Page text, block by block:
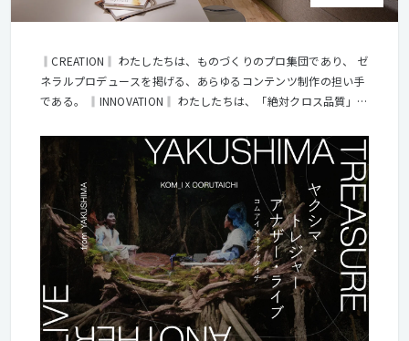
‖CREATION‖ わたしたちは、ものづくりのプロ集団であり、 ゼ
ネラルプロデュースを掲げる、あらゆるコンテンツ制作の担い手
である。 ‖INNOVATION‖ わたしたちは、「絶対クロス品質」を
である。 ‖TRANSFORMATION‖ わたしたちは、時代の変化（気
分）を敏感に捉え、 柔軟に変化し対応できる制作プロダクション
である。